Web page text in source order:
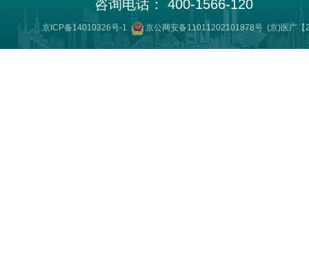
咨询电话： 400-1566-120
京ICP备14010326号-1 京公网安备11011202101878号(京)医广【